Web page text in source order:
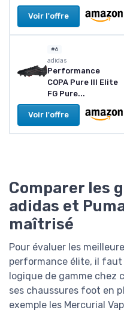
Voir l'offre
#6
adidas
Performance
COPA Pure III Elite
FG Pure...
Voir l'offre
Comparer les
adidas et
maîtrisé
Pour évaluer les
performance élite, il faut
logique de gamme chez
ses chaussures foot en
exemple les Mercurial